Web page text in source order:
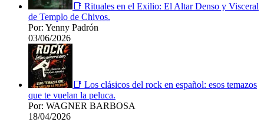
📑 Rituales en el Exilio: El Altar Denso y Visceral
de Templo de Chivos.
Por: Yenny Padrón
03/06/2026
📑 Los clásicos del rock en español: esos temazos
que te vuelan la peluca.
Por: WAGNER BARBOSA
18/04/2026